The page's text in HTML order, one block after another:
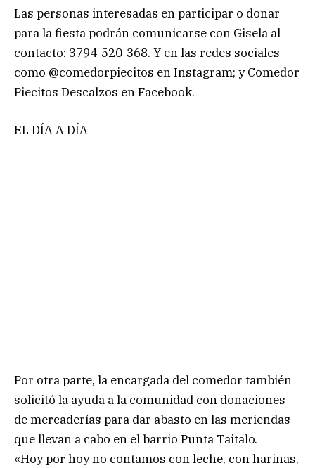
Las personas interesadas en participar o donar
para la fiesta podrán comunicarse con Gisela al
contacto: 3794-520-368. Y en las redes sociales
como @comedorpiecitos en Instagram; y Comedor
Piecitos Descalzos en Facebook.
EL DÍA A DÍA
Por otra parte, la encargada del comedor también
solicitó la ayuda a la comunidad con donaciones
de mercaderías para dar abasto en las meriendas
que llevan a cabo en el barrio Punta Taitalo.
«Hoy por hoy no contamos con leche, con harinas,